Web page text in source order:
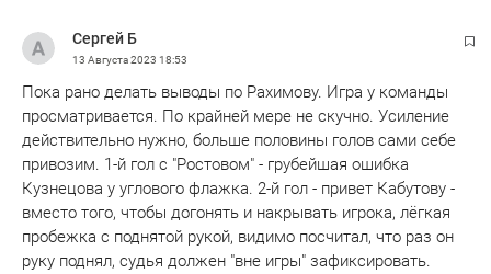
Сергей Б
13 Августа 2023 18:53
Пока рано делать выводы по Рахимову. Игра у команды
просматривается. По крайней мере не скучно. Усиление
действительно нужно, больше половины голов сами себе
привозим. 1-й гол с "Ростовом" - грубейшая ошибка
Кузнецова у углового флажка. 2-й гол - привет Кабутову -
вместо того, чтобы догонять и накрывать игрока, лёгкая
пробежка с поднятой рукой, видимо посчитал, что раз он
руку поднял, судья должен "вне игры" зафиксировать.